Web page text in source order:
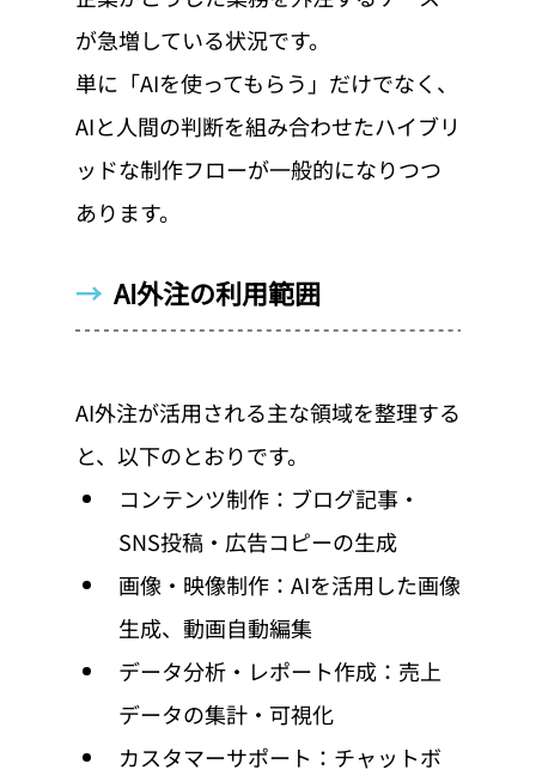
が急増している状況です。
単に「AIを使ってもらう」だけでなく、
AIと人間の判断を組み合わせたハイブリ
ッドな制作フローが一般的になりつつ
あります。
→ AI外注の利用範囲
AI外注が活用される主な領域を整理する
と、以下のとおりです。
コンテンツ制作：ブログ記事・
SNS投稿・広告コピーの生成
画像・映像制作：AIを活用した画像
生成、動画自動編集
データ分析・レポート作成：売上
データの集計・可視化
カスタマーサポート：チャットボ